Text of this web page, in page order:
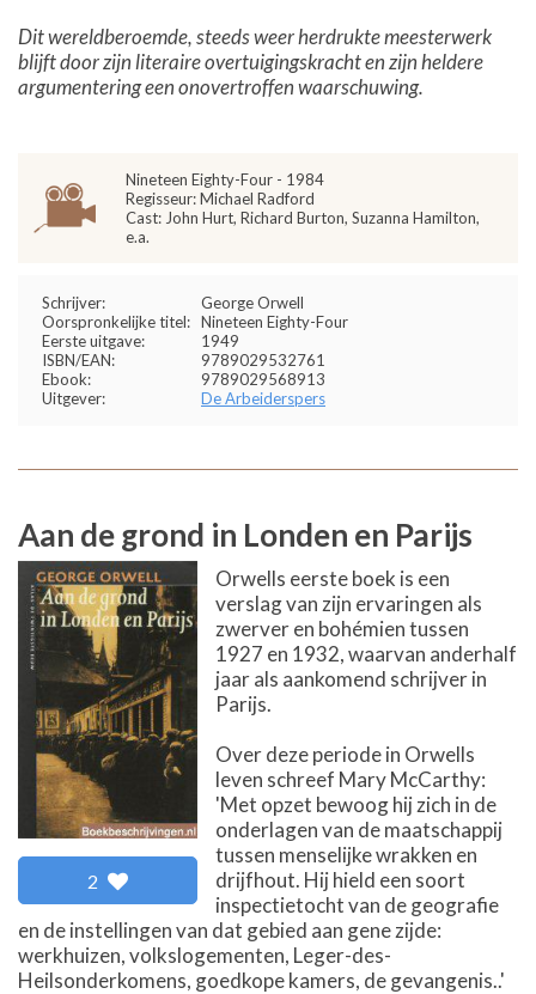
Dit wereldberoemde, steeds weer herdrukte meesterwerk
blijft door zijn literaire overtuigingskracht en zijn heldere
argumentering een onovertroffen waarschuwing.
Nineteen Eighty-Four - 1984
Regisseur: Michael Radford
Cast: John Hurt, Richard Burton, Suzanna Hamilton,
e.a.
Schrijver:
George Orwell
Oorspronkelijke titel: Nineteen Eighty-Four
Eerste uitgave:
1949
ISBN/EAN:
9789029532761
Ebook:
9789029568913
Uitgever:
De Arbeiderspers
Aan de grond in Londen en Parijs
2
Orwells eerste boek is een
verslag van zijn ervaringen als
zwerver en bohémien tussen
1927 en 1932, waarvan anderhalf
jaar als aankomend schrijver in
Parijs.
Over deze periode in Orwells
leven schreef Mary McCarthy:
'Met opzet bewoog hij zich in de
onderlagen van de maatschappij
tussen menselijke wrakken en
drijfhout. Hij hield een soort
inspectietocht van de geografie
en de instellingen van dat gebied aan gene zijde:
werkhuizen, volkslogementen, Leger-des-
Heilsonderkomens, goedkope kamers, de gevangenis..'